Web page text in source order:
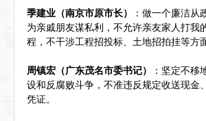
季建业（南京市原市长）
：做一个廉洁从
为亲戚朋友谋私利，不允许亲友家人打我
程，不干涉工程招投标、土地招拍挂等方
周镇宏（广东茂名市委书记）
：坚定不移
设和反腐败斗争，不准违反规定收送现金
凭证。